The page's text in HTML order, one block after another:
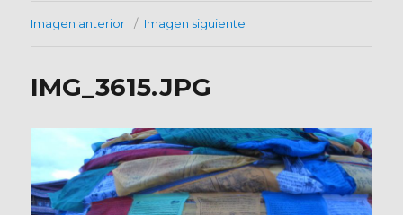
Imagen anterior Imagen siguiente
IMG_3615.JPG